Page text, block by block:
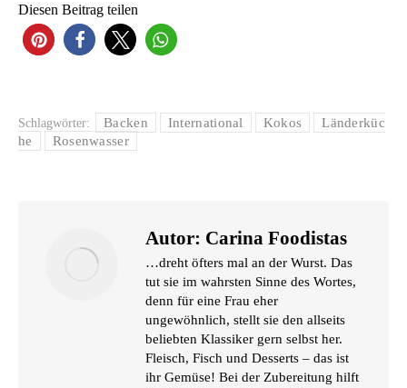
Die­sen Bei­trag teilen
Schlagwörter: Backen International Kokos
Länderküc
he
Rosenwasser
Autor: Carina Foodistas
…dreht öfters mal an der Wurst. Das
tut sie im wahrsten Sinne des Wortes,
denn für eine Frau eher
ungewöhnlich, stellt sie den allseits
beliebten Klassiker gern selbst her.
Fleisch, Fisch und Desserts – das ist
ihr Gemüse! Bei der Zubereitung hilft